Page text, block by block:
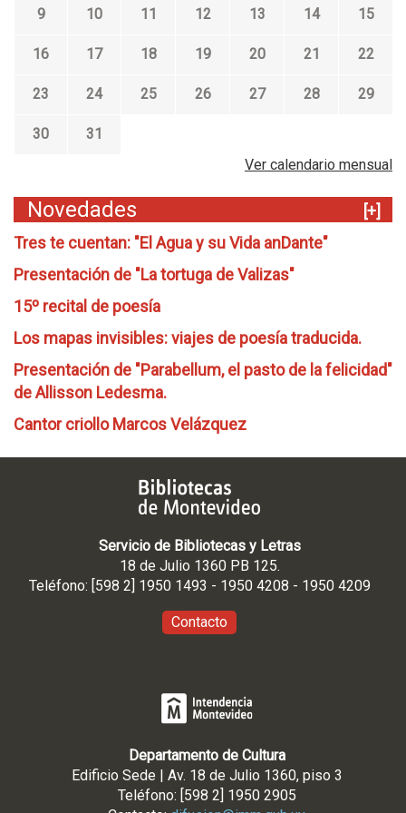
9 10 11 12 13 14 15
16 17 18 19 20 21 22
23 24 25 26 27 28 29
30
31
Ver calendario mensual
Novedades
[+]
Tres te cuentan: "El Agua y su Vida anDante"
Presentación de "La tortuga de Valizas"
15º recital de poesía
Los mapas invisibles: viajes de poesía traducida.
Presentación de "Parabellum, el pasto de la felicidad"
de Allisson Ledesma.
Cantor criollo Marcos Velázquez
Servicio de Bibliotecas y Letras
18 de Julio 1360 PB 125.
Teléfono: [598 2] 1950 1493 - 1950 4208 - 1950 4209
Contacto
Departamento de Cultura
Edificio Sede | Av. 18 de Julio 1360, piso 3
Teléfono: [598 2] 1950 2905